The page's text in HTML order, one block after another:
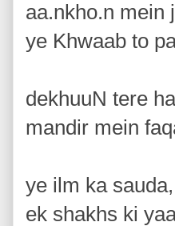
aa.nkho.n mein
ye Khwaab to
dekhuuN tere
mandir mein
ye ilm ka
ek shakhs ki